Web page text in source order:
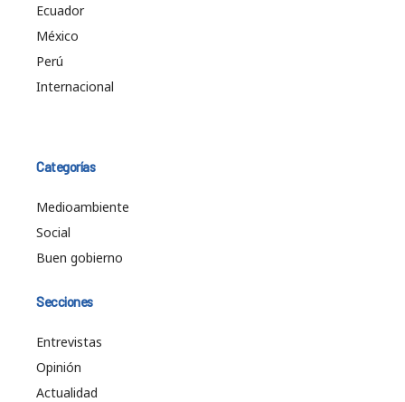
Ecuador
México
Perú
Internacional
Categorías
Medioambiente
Social
Buen gobierno
Secciones
Entrevistas
Opinión
Actualidad